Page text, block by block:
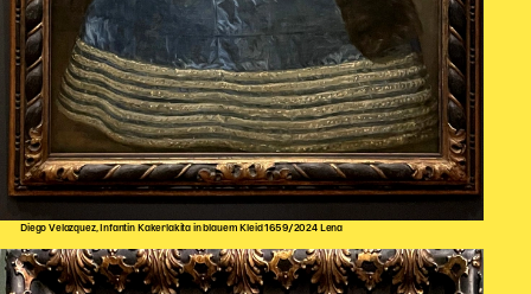
Diego Velazquez, Infantin Kakerlakita in blauem Kleid 1659/2024 Lena